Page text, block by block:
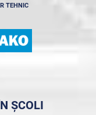
TEHNIC
ȘCOLI